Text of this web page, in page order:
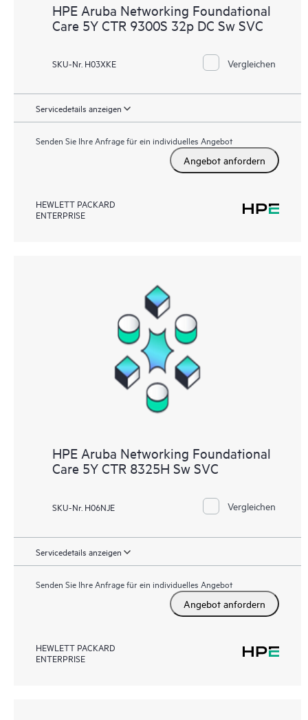
HPE Aruba Networking Foundational
Care 5Y CTR 9300S 32p DC Sw SVC
SKU-Nr. H03XKE Vergleichen
Servicedetails anzeigen
Senden Sie Ihre Anfrage für ein individuelles Angebot
Angebot anfordern
HEWLETT PACKARD
ENTERPRISE
HPE Aruba Networking Foundational
Care 5Y CTR 8325H Sw SVC
SKU-Nr. H06NJE Vergleichen
Servicedetails anzeigen
Senden Sie Ihre Anfrage für ein individuelles Angebot
Angebot anfordern
HEWLETT PACKARD
ENTERPRISE